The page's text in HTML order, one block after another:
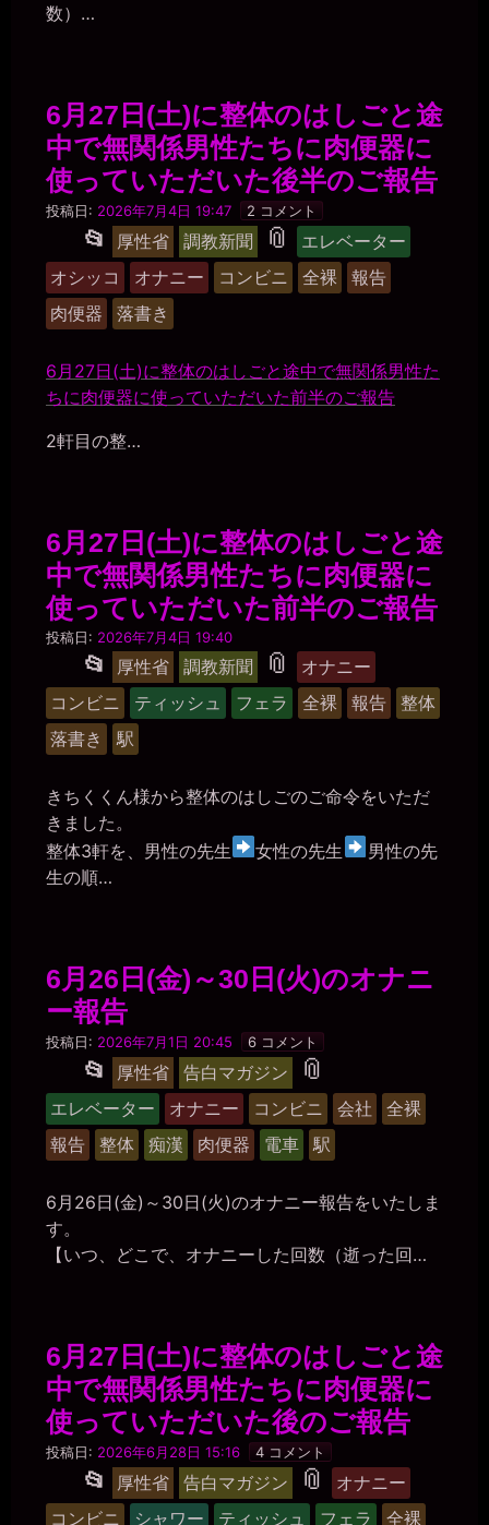
数）…
6月27日(土)に整体のはしごと途
中で無関係男性たちに肉便器に
使っていただいた後半のご報告
投稿日: 2026年7月4日 19:47 マ
ゾ
肉
便
器
美
2 コメント
📂 投
稿
グ
ル
プ
厚性省 調教新聞 📎 タ
グ
エレベーター
オシッコ
オナニー コンビニ 全裸
報告
肉便器
落書き
6月27日(土)に整体のはしごと途中で無関係男性た
ちに肉便器に使っていただいた前半のご報告
2軒目の整…
6月27日(土)に整体のはしごと途
中で無関係男性たちに肉便器に
使っていただいた前半のご報告
投稿日: 2026年7月4日 19:40
ゾ
肉
便
器
美
📂 投
稿
グ
ル
プ
厚性省 調教新聞 📎 タ
グ
オナニー
コンビニ
ティッシュ フェラ 全裸 報告
整体
落書き
駅
きちくくん様から整体のはしごのご命令をいただ
きました。
整体3軒を、男性の先生
女性の先生
男性の先
生の順…
6月26日(金)～30日(火)のオナニ
ー報告
投稿日: 2026年7月1日 20:45
マ
ゾ
肉
便
器
美
紀
6 コメント
📂 投
稿
グ
ル
プ
厚性省 告白マガジン 📎
グ
エレベーター オナニー コンビニ 会社
全裸
報告
整体 痴漢 肉便器 電車 駅
6月26日(金)～30日(火)のオナニー報告をいたしま
す。
【いつ、どこで、オナニーした回数（逝った回…
6月27日(土)に整体のはしごと途
中で無関係男性たちに肉便器に
使っていただいた後のご報告
投稿日: 2026年6月28日 15:16 マ
ゾ
肉
便
器
4 コメント
📂 投
稿
厚性省 告白マガジン 📎 タ
グ
オナニー
コンビニ
シャワー ティッシュ フェラ 全裸